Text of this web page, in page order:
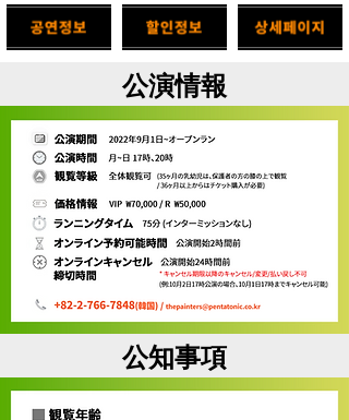
公演情報
公知事項